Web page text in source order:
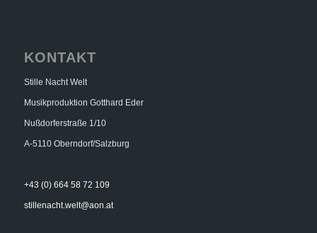
KONTAKT
Stille Nacht Welt
Musikproduktion Gotthard Eder
Nußdorferstraße 1/10
A-5110 Oberndorf/Salzburg
+43 (0) 664 58 72 109
stillenacht.welt@aon.at